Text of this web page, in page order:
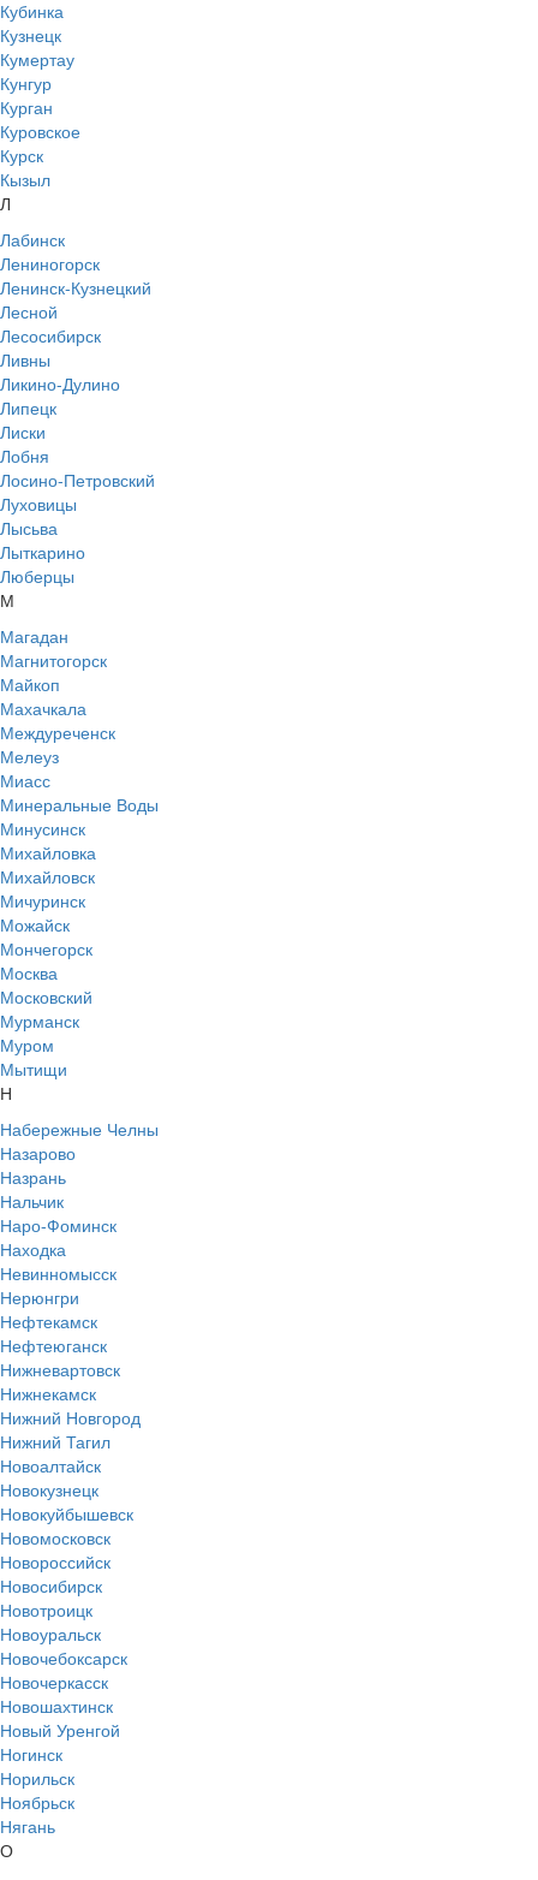
Кубинка
Кузнецк
Кумертау
Кунгур
Курган
Куровское
Курск
Кызыл
Л
Лабинск
Лениногорск
Ленинск-Кузнецкий
Лесной
Лесосибирск
Ливны
Ликино-Дулино
Липецк
Лиски
Лобня
Лосино-Петровский
Луховицы
Лысьва
Лыткарино
Люберцы
М
Магадан
Магнитогорск
Майкоп
Махачкала
Междуреченск
Мелеуз
Миасс
Минеральные Воды
Минусинск
Михайловка
Михайловск
Мичуринск
Можайск
Мончегорск
Москва
Московский
Мурманск
Муром
Мытищи
Н
Набережные Челны
Назарово
Назрань
Нальчик
Наро-Фоминск
Находка
Невинномысск
Нерюнгри
Нефтекамск
Нефтеюганск
Нижневартовск
Нижнекамск
Нижний Новгород
Нижний Тагил
Новоалтайск
Новокузнецк
Новокуйбышевск
Новомосковск
Новороссийск
Новосибирск
Новотроицк
Новоуральск
Новочебоксарск
Новочеркасск
Новошахтинск
Новый Уренгой
Ногинск
Норильск
Ноябрьск
Нягань
О